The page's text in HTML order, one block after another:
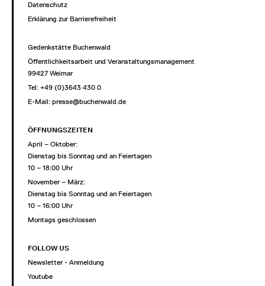
Datenschutz
Erklärung zur Barrierefreiheit
Gedenkstätte Buchenwald
Öffentlichkeitsarbeit und Veranstaltungsmanagement
99427 Weimar
Tel: +49 (0)3643 430 0
E-Mail: presse@buchenwald.de
ÖFFNUNGSZEITEN
April – Oktober:
Dienstag bis Sonntag und an Feiertagen
10 – 18:00 Uhr
November – März:
Dienstag bis Sonntag und an Feiertagen
10 – 16:00 Uhr
Montags geschlossen
FOLLOW US
Newsletter - Anmeldung
Youtube